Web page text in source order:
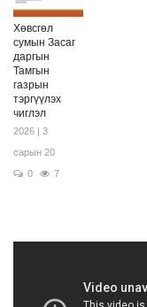
Хөвсгөл
сумын Засаг
даргын
Тамгын
газрын
тэргүүлэх
чиглэл
2026 | 3
сарын 20
0
7